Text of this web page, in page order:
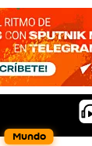
Mundo